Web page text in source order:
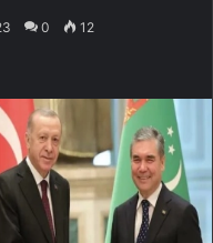
0 12